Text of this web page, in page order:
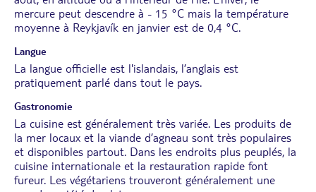
mercure peut descendre à - 15 °C mais la température
moyenne à Reykjavík en janvier est de 0,4 °C.
Langue
La langue officielle est l'islandais, l’anglais est
pratiquement parlé dans tout le pays.
Gastronomie
La cuisine est généralement très variée. Les produits de
la mer locaux et la viande d’agneau sont très populaires
et disponibles partout. Dans les endroits plus peuplés, la
cuisine internationale et la restauration rapide font
fureur. Les végétariens trouveront généralement une